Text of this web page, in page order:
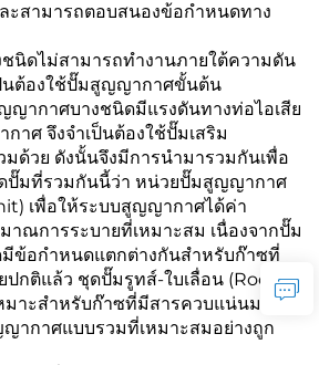
ะสามารถตอบสนองข้อกำหนดทาง
นิดไม่สามารถทำงานภายใต้ความดัน
นต้องใช้ปั๊มสูญญากาศขั้นต้น
ากาศบางชนิดมีแรงดันทางท่อไอเสีย
าศ จึงจำเป็นต้องใช้ปั๊มเสริม
ด้วย ดังนั้นจึงมีการนำมารวมกันเพื่อ
ดปั๊มที่รวมกันนี้ว่า หน่วยปั๊มสูญญากาศ
เพื่อให้ระบบสูญญากาศได้ค่า
ณการระบายที่เหมาะสม เนื่องจากปั๊ม
ข้อกำหนดแตกต่างกันสำหรับก๊าซที่
ปกติแล้ว ชุดปั๊มรูทส์-ใบเลื่อน (Roots
าะสำหรับก๊าซที่มีสารควบแน่นมาก
ญากาศแบบรวมที่เหมาะสมอย่างถูก